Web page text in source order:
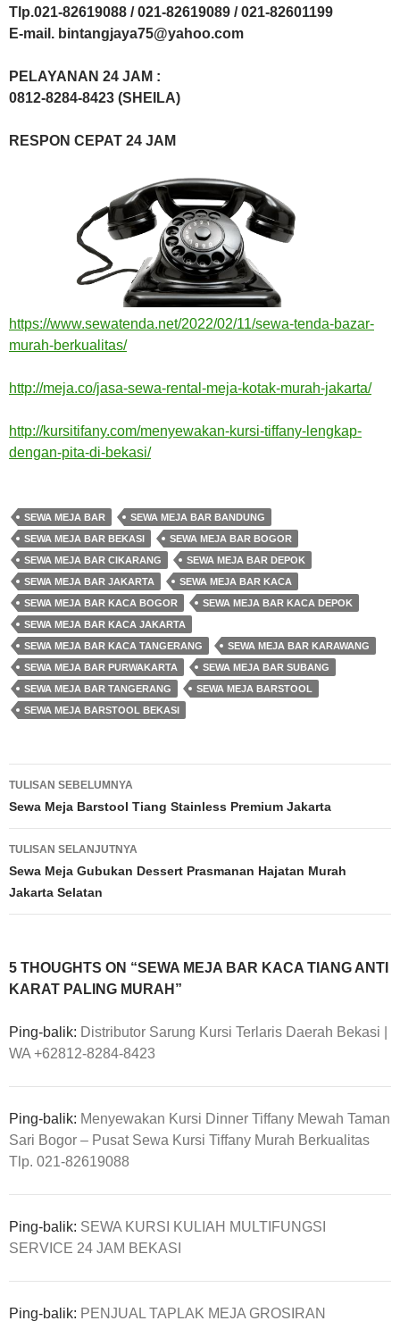
Tlp.021-82619088 / 021-82619089 / 021-82601199
E-mail. bintangjaya75@yahoo.com
PELAYANAN 24 JAM :
0812-8284-8423 (SHEILA)
RESPON CEPAT 24 JAM
https://www.sewatenda.net/2022/02/11/sewa-tenda-bazar-
murah-berkualitas/
http://meja.co/jasa-sewa-rental-meja-kotak-murah-jakarta/
http://kursitifany.com/menyewakan-kursi-tiffany-lengkap-
dengan-pita-di-bekasi/
SEWA MEJA BAR
SEWA MEJA BAR BANDUNG
SEWA MEJA BAR BEKASI
SEWA MEJA BAR BOGOR
SEWA MEJA BAR CIKARANG
SEWA MEJA BAR DEPOK
SEWA MEJA BAR JAKARTA
SEWA MEJA BAR KACA
SEWA MEJA BAR KACA BOGOR
SEWA MEJA BAR KACA DEPOK
SEWA MEJA BAR KACA JAKARTA
SEWA MEJA BAR KACA TANGERANG
SEWA MEJA BAR KARAWANG
SEWA MEJA BAR PURWAKARTA
SEWA MEJA BAR SUBANG
SEWA MEJA BAR TANGERANG
SEWA MEJA BARSTOOL
SEWA MEJA BARSTOOL BEKASI
Navigasi
Tulisan
TULISAN SEBELUMNYA
Sewa Meja Barstool Tiang Stainless Premium Jakarta
TULISAN SELANJUTNYA
Sewa Meja Gubukan Dessert Prasmanan Hajatan Murah
Jakarta Selatan
5 THOUGHTS ON “SEWA MEJA BAR KACA TIANG ANTI
KARAT PALING MURAH”
Ping-balik: Distributor Sarung Kursi Terlaris Daerah Bekasi |
WA +62812-8284-8423
Ping-balik: Menyewakan Kursi Dinner Tiffany Mewah Taman
Sari Bogor – Pusat Sewa Kursi Tiffany Murah Berkualitas
Tlp. 021-82619088
Ping-balik: SEWA KURSI KULIAH MULTIFUNGSI
SERVICE 24 JAM BEKASI
Ping-balik: PENJUAL TAPLAK MEJA GROSIRAN